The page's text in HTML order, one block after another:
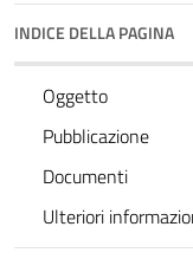
INDICE DELLA PAGINA
Oggetto
Pubblicazione
Documenti
Ulteriori